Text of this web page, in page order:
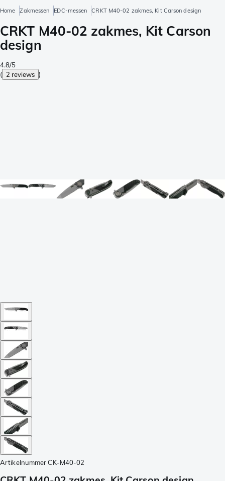
Home Zakmessen EDC-messen CRKT M40-02 zakmes, Kit Carson design
CRKT M40-02 zakmes, Kit Carson
design
4.8/5
( 2 reviews )
Artikelnummer CK-M40-02